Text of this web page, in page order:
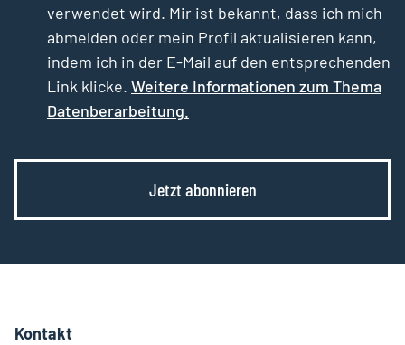
verwendet wird. Mir ist bekannt, dass ich mich
abmelden oder mein Profil aktualisieren kann,
indem ich in der E-Mail auf den entsprechenden
Link klicke. Weitere Informationen zum Thema
Datenberarbeitung.
Jetzt abonnieren
Kontakt